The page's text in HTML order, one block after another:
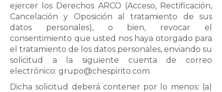
ejercer los Derechos ARCO (Acceso, Rectificación,
Cancelación y Oposición al tratamiento de sus
datos personales), o bien, revocar el
consentimiento que usted nos haya otorgado para
el tratamiento de los datos personales, enviando su
solicitud a la siguiente cuenta de correo
electrónico: grupo@chespirito.com.
Dicha solicitud deberá contener por lo menos: (a)